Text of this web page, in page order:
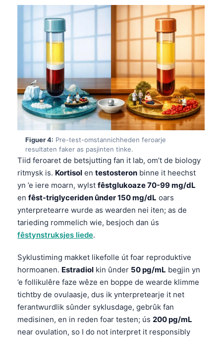
Figuer 4: Pre-test-omstannichheden feroarje
resultaten faker as pasjinten tinke.
Tiid feroaret de betsjutting fan it lab, om’t de biology
ritmysk is. Kortisol en testosteron binne it heechst
yn ’e iere moarn, wylst fêstglukoaze 70-99 mg/dL
en fêst-triglyceriden ûnder 150 mg/dL oars
ynterpretearre wurde as wearden nei iten; as de
tarieding rommelich wie, besjoch dan ús
fêstynstruksjes liede.
Syklustiming makket likefolle út foar reproduktive
hormoanen. Estradiol kin ûnder 50 pg/mL begjin yn
’e follikulêre faze wêze en boppe de wearde klimme
tichtby de ovulaasje, dus ik ynterpretearje it net
ferantwurdlik sûnder syklusdage, gebrûk fan
medisinen, en in reden foar testen; ús 200 pg/mL
near ovulation, so I do not interpret it responsibly